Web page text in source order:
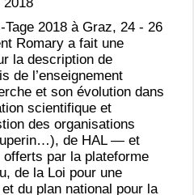
2018 à Graz, 24 - 26
Romary a fait une
la description de
de l’enseignement
et son évolution dans
scientifique et
des organisations
de HAL — et
par la plateforme
de la Loi pour une
du plan national pour la